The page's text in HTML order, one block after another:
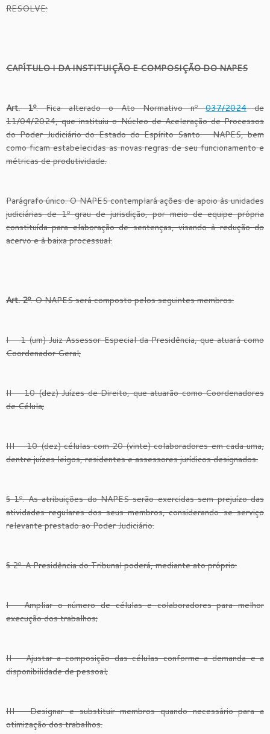
RESOLVE:
CAPÍTULO I DA INSTITUIÇÃO E COMPOSIÇÃO DO NAPES
Art. 1º. Fica alterado o Ato Normativo nº037/2024de
11/04/2024, que instituiu o Núcleo de Aceleração de Processos
do Poder Judiciário do Estado do Espírito Santo – NAPES, bem
como ficam estabelecidas as novas regras de seu funcionamento e
métricas de produtividade.
Parágrafo único. O NAPES contemplará ações de apoio às unidades
judiciárias de 1º grau de jurisdição, por meio de equipe própria
constituída para elaboração de sentenças, visando à redução do
acervo e à baixa processual.
Art. 2º. O NAPES será composto pelos seguintes membros:
I — 1 (um) Juiz Assessor Especial da Presidência, que atuará como
Coordenador Geral;
II — 10 (dez) Juízes de Direito, que atuarão como Coordenadores
de Célula;
III — 10 (dez) células com 20 (vinte) colaboradores em cada uma,
dentre juízes leigos, residentes e assessores jurídicos designados.
§ 1º. As atribuições do NAPES serão exercidas sem prejuízo das
atividades regulares dos seus membros, considerando-se serviço
relevante prestado ao Poder Judiciário.
§ 2º. A Presidência do Tribunal poderá, mediante ato próprio:
I – Ampliar o número de células e colaboradores para melhor
execução dos trabalhos;
II – Ajustar a composição das células conforme a demanda e a
disponibilidade de pessoal;
III – Designar e substituir membros quando necessário para a
otimização dos trabalhos.